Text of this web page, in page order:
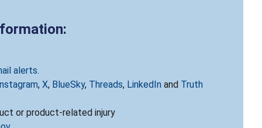
alerts.
, X, BlueSky, Threads, LinkedIn and Truth
or product-related injury